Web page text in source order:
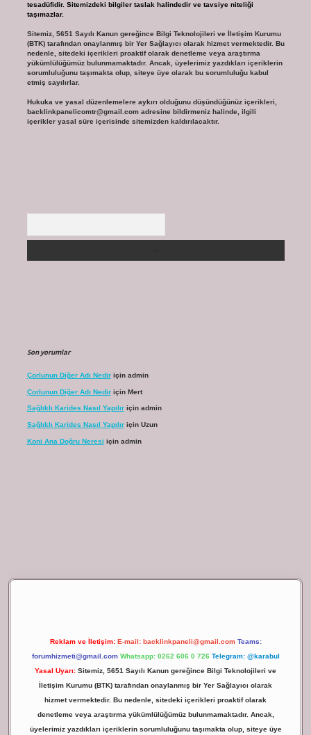
tesadüfidir. Sitemizdeki bilgiler taslak halindedir ve tavsiye niteliği
taşımazlar.
Sitemiz, 5651 Sayılı Kanun gereğince Bilgi Teknolojileri ve İletişim Kurumu
(BTK) tarafından onaylanmış bir Yer Sağlayıcı olarak hizmet vermektedir. Bu
nedenle, sitedeki içerikleri proaktif olarak denetleme veya araştırma
yükümlülüğümüz bulunmamaktadır. Ancak, üyelerimiz yazdıkları içeriklerin
sorumluluğunu taşımakta olup, siteye üye olarak bu sorumluluğu kabul
etmiş sayılırlar.
Hukuka ve yasal düzenlemelere aykırı olduğunu düşündüğünüz içerikleri,
backlinkpanelicomtr@gmail.comadresine bildirmeniz halinde, ilgili
içerikler yasal süre içerisinde sitemizden kaldırılacaktır.
Son yorumlar
Çorlunun Diğer Adı Nediriçin admin
Çorlunun Diğer Adı Nediriçin Mert
Sağlıklı Karides Nasıl Yapılıriçin admin
Sağlıklı Karides Nasıl Yapılıriçin Uzun
Koni Ana Doğru Neresi için admin
Reklam ve İletişim: E-mail: backlinkpaneli@gmail.com Teams:
forumhizmeti@gmail.com Whatsapp: 0262 606 0 726 Telegram: @karabul
Yasal Uyarı: Sitemiz, 5651 Sayılı Kanun gereğince Bilgi Teknolojileri ve
İletişim Kurumu (BTK) tarafından onaylanmış bir Yer Sağlayıcı olarak
hizmet vermektedir. Bu nedenle, sitedeki içerikleri proaktif olarak
denetleme veya araştırma yükümlülüğümüz bulunmamaktadır. Ancak,
üyelerimiz yazdıkları içeriklerin sorumluluğunu taşımakta olup, siteye üye